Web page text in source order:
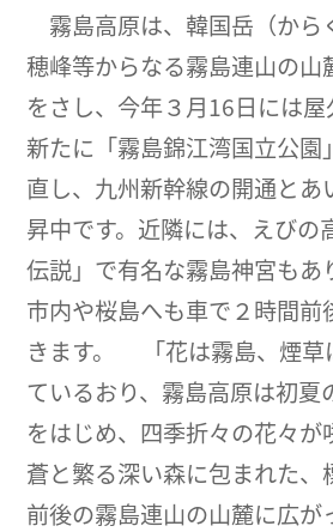
霧島高原は、韓国岳（から
穂峰等からなる霧島連山の山
をさし、今年３月16日には屋
新たに「霧島錦江湾国立公園
直し、九州新幹線の開通とあ
昇中です。近隣には、えびの
伝説」で有名な霧島神宮もあ
市内や桜島へも車で２時間前
きます。 「花は霧島、煙草
ているおり、霧島高原は初夏
をはじめ、四季折々の花々が
蒼と繁る深い森に包まれた、
前後の霧島連山の山麓に広